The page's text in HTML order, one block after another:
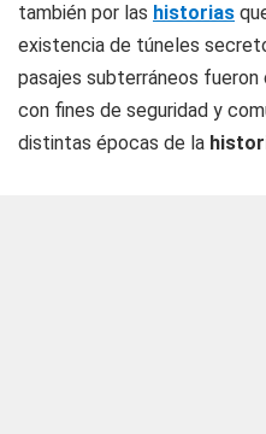
también por las historias
existencia de túneles
pasajes subterráneos
con fines de seguridad y
distintas épocas de la